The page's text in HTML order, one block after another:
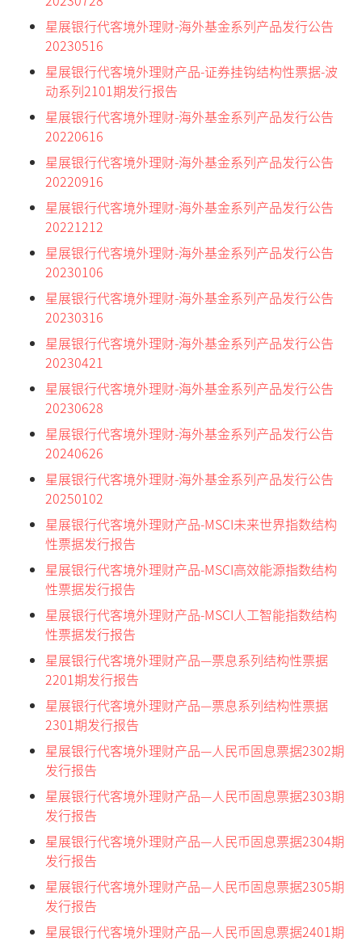
星展银行代客境外理财-海外基金系列产品发行公告
20230516
星展银行代客境外理财产品-证券挂钩结构性票据-波
动系列2101期发行报告
星展银行代客境外理财-海外基金系列产品发行公告
20220616
星展银行代客境外理财-海外基金系列产品发行公告
20220916
星展银行代客境外理财-海外基金系列产品发行公告
20221212
星展银行代客境外理财-海外基金系列产品发行公告
20230106
星展银行代客境外理财-海外基金系列产品发行公告
20230316
星展银行代客境外理财-海外基金系列产品发行公告
20230421
星展银行代客境外理财-海外基金系列产品发行公告
20230628
星展银行代客境外理财-海外基金系列产品发行公告
20240626
星展银行代客境外理财-海外基金系列产品发行公告
20250102
星展银行代客境外理财产品-MSCI未来世界指数结构
性票据发行报告
星展银行代客境外理财产品-MSCI高效能源指数结构
性票据发行报告
星展银行代客境外理财产品-MSCI人工智能指数结构
性票据发行报告
星展银行代客境外理财产品—票息系列结构性票据
2201期发行报告
星展银行代客境外理财产品—票息系列结构性票据
2301期发行报告
星展银行代客境外理财产品—人民币固息票据2302期
发行报告
星展银行代客境外理财产品—人民币固息票据2303期
发行报告
星展银行代客境外理财产品—人民币固息票据2304期
发行报告
星展银行代客境外理财产品—人民币固息票据2305期
发行报告
星展银行代客境外理财产品—人民币固息票据2401期